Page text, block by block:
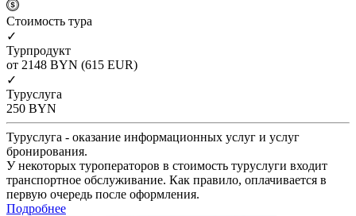
Cтоимость тура
✓
Турпродукт
от 2148 BYN (615 EUR)
✓
Туруслуга
250 BYN
Туруслуга - оказание информационных услуг и услуг
бронирования.
У некоторых туроператоров в стоимость туруслуги входит
транспортное обслуживание. Как правило, оплачивается в
первую очередь после оформления.
Подробнее